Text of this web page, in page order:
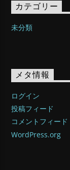
カテゴリー
未分類
メタ情報
ログイン
投稿フィード
コメントフィード
WordPress.org